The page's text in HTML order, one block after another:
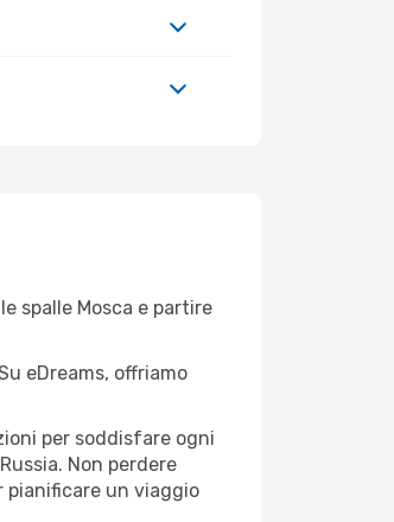
spalle Mosca e partire
eDreams, offriamo
per soddisfare ogni
Non perdere
pianificare un viaggio